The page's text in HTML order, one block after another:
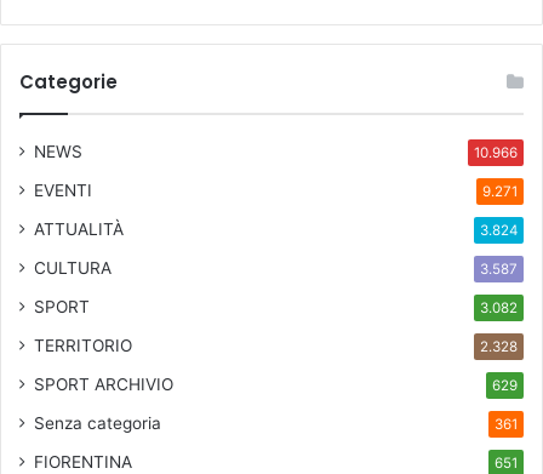
Categorie
NEWS 10.966
EVENTI 9.271
ATTUALITÀ 3.824
CULTURA 3.587
SPORT 3.082
TERRITORIO 2.328
SPORT ARCHIVIO 629
Senza categoria 361
FIORENTINA 651